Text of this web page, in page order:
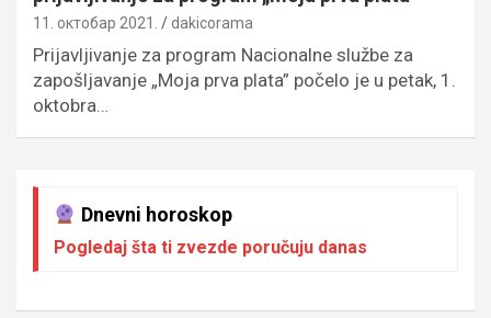
11. октобар 2021. dakicorama
Prijavljivanje za program Nacionalne službe za
zapošljavanje „Moja prva plata” počelo je u petak, 1.
oktobra…
Dnevni horoskop
Pogledaj šta ti zvezde poručuju danas